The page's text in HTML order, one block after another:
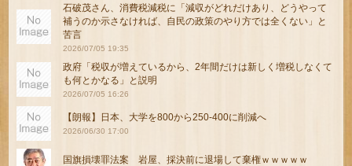
石破茂さん、消費税減税に「減収がどれだけあり、どうやって
補うのか示さなければ、自民の政策のやり方では全くない」と
苦言
2026/07/05 19:35
政府「税収が増えているから、2年間だけは新しく増税しなくて
も何とかなる」と説明
2026/07/05 16:26
【朗報】日本、大学を800から250-400に削減へ
2026/06/30 17:00
国旗損壊罪法案 岩屋、採決前に退場して棄権ｗｗｗｗｗ